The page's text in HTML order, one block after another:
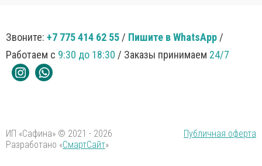
Звоните: +7 775 414 62 55 / Пишите в WhatsApp /
Работаем с 9:30 до 18:30 / Заказы принимаем 24/7
ИП «Сафина» © 2021 - 2026
Публичная оферта
Разработано «СмартСайт»